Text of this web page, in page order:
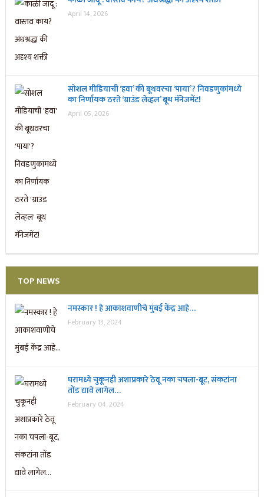
April 14, 2026
सोशल मीडियाची ‘हवा’ की बूथवरचा ‘पाया’? निवडणुकांमध्ये
का निर्णायक ठरते ‘ग्राउंड लेव्हल’ बूथ मॅनेजमेंट!
April 05, 2026
TOP NEWS
नमस्कार ! हे आकाशवाणीचे मुंबई केंद्र आहे…
February 13, 2024
घरामध्ये चुकूनही अशाप्रकारे ठेवू नका चपला-बूट, संकटांना
तोंड द्यावे लागेल…
February 04, 2024